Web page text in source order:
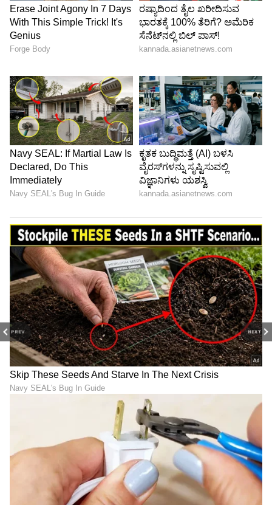
PREV NEXT
ಜನಿಸಿದ ಜನರು)
ನಿಮ್ಮ ಕಾರ್ಯಶೈಲಿ ಬದಲಾಯಿಸಲು ಕಳೆದ ಕೆಲ ವರ್ಷಗಳಿಂದ
ನೀವು ಮಾಡುತ್ತಿದ್ದ ಯೋಜನೆಗಳನ್ನು ಕಾರ್ಯಗತಗೊಳಿಸಲು
ಸಂಪರ್ಕಗಳು ಕೆಲವು ಪ್ರಮುಖ ವ್ಯಕ್ತಿಗಳೊಂದಿಗೆ ಇರುತ್ತದೆ.
ಸಣ್ಣ ವಿಷಯಕ್ಕೆ ಹತ್ತಿರದ ಸಂಬಂಧಿಯೊಂದಿಗೆ ವಿವಾದ
ಉಂಟಾಗಬಹುದು. ಸ್ವಲ್ಪ ತಿಳುವಳಿಕೆಯಿಂದ, ಸಂಬಂಧವನ್ನು
ಸರಿಪಡಿಸಬಹುದು. ಒತ್ತಡ ದೂರವಾಗುತ್ತದೆ. ಪತಿ-ಪತ್ನಿಯರ
ನಡುವೆ ವೈಚಾರಿಕ ಭಿನ್ನಾಭಿಪ್ರಾಯ ಉಂಟಾಗಬಹುದು.
ವ್ಯಾಪಾರದಲ್ಲಿ ನಷ್ಟವೇ? ಲಾಲ್ ಕಿತಾಬ್‌ನ ಈ
ಪರಿಹಾರಗಳನ್ನು ಪಾಲಿಸಿ..
ಸಂಖ್ಯೆ 9 (ಯಾವುದೇ ತಿಂಗಳ 9, 18 ಮತ್ತು 27 ರಂದು
ಜನಿಸಿದ ಜನರು)
ನೀವು ಸಾಮಾಜಿಕವಾಗಿ ಮತ್ತು ವೃತ್ತಿಪರವಾಗಿ ಮೇಲುಗೈ